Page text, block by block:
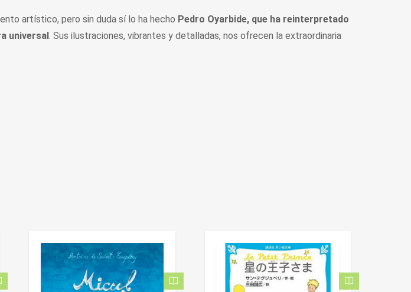
artístico, pero sin duda sí lo ha hecho Pedro Oyarbide, que ha reinterpretado
universal . Sus ilustraciones, vibrantes y detalladas, nos ofrecen la extraordinaria